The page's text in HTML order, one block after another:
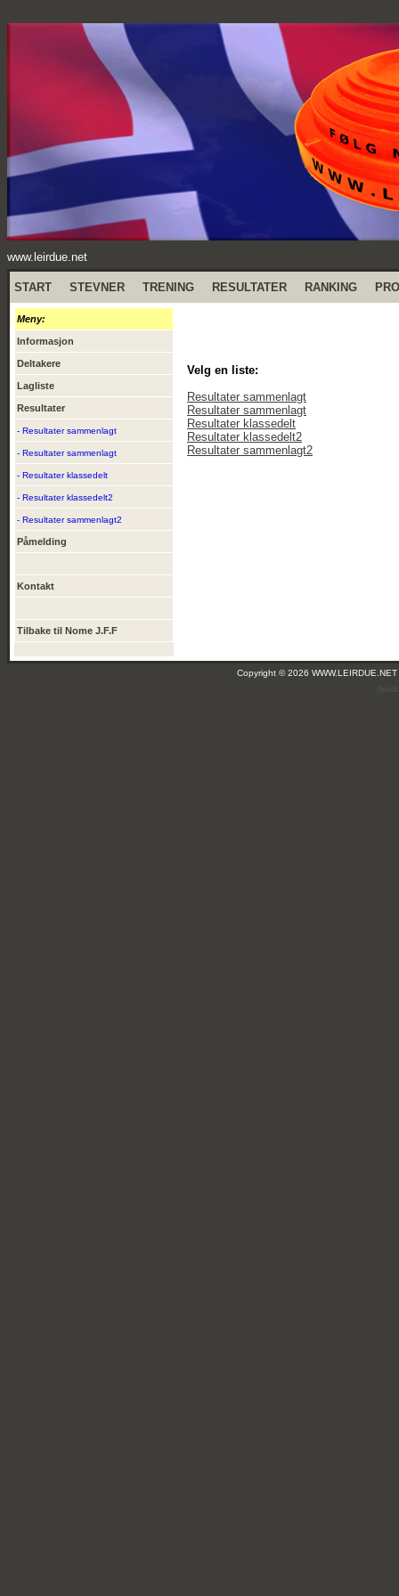
www.leirdue.net
START STEVNER TRENING RESULTATER RANKING
Meny:
Informasjon
Deltakere
Lagliste
Resultater
- Resultater sammenlagt
- Resultater sammenlagt
- Resultater klassedelt
- Resultater klassedelt2
- Resultater sammenlagt2
Påmelding
Kontakt
Tilbake til Nome J.F.F
Velg en liste:
Resultater sammenlagt
Resultater sammenlagt
Resultater klassedelt
Resultater klassedelt2
Resultater sammenlagt2
Copyright © 2026